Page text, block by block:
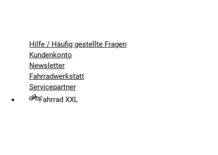
Hilfe / Häufig gestellte Fragen
Kundenkonto
Newsletter
Fahrradwerkstatt
Servicepartner
Fahrrad XXL